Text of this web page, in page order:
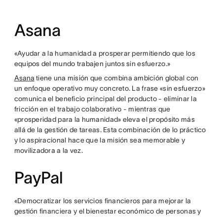
Asana
«Ayudar a la humanidad a prosperar permitiendo que los
equipos del mundo trabajen juntos sin esfuerzo.»
Asana tiene una misión que combina ambición global con
un enfoque operativo muy concreto. La frase «sin esfuerzo»
comunica el beneficio principal del producto - eliminar la
fricción en el trabajo colaborativo - mientras que
«prosperidad para la humanidad» eleva el propósito más
allá de la gestión de tareas. Esta combinación de lo práctico
y lo aspiracional hace que la misión sea memorable y
movilizadora a la vez.
PayPal
«Democratizar los servicios financieros para mejorar la
gestión financiera y el bienestar económico de personas y